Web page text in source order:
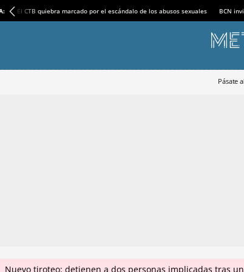
El CTB quiebra marcado por el escándalo de los abusos sexuales BCN
Pásate
Nuevo tiroteo: detienen a dos personas implicadas tras